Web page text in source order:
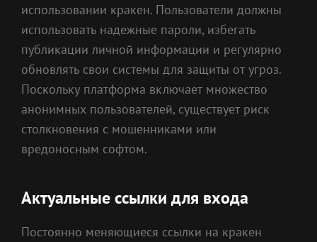
использовании кракен. Пользователи должны
использовать надежные пароли, избегать
публикации личной информации и регулярно
обновлять свои системы для защиты от угроз.
Поскольку платформа включает множество
анонимных пользователей, существует риск
столкновения с мошенниками или
вредоносным софтом.
Актуальные ссылки для входа
Постоянно меняющиеся ссылки на кракен